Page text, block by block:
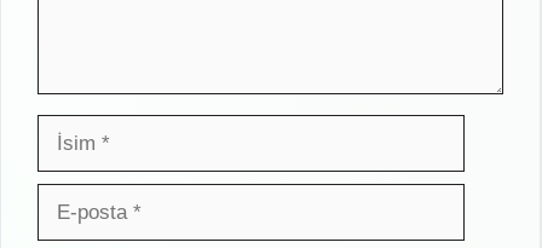
İsim
posta